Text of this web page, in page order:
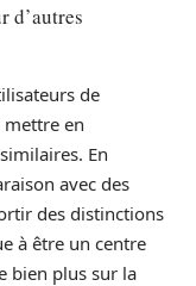
d’autres
de
en
En
avec des
des distinctions
à être un centre
bien plus sur la